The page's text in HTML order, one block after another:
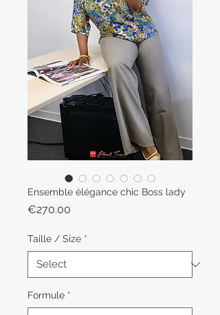
Ensemble élégance chic Boss lady
€270.00
Taille / Size *
Formule *